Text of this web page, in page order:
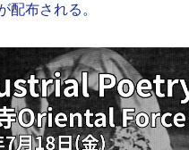
配布される。